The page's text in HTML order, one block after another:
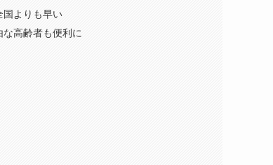
よりも早い
高齢者も便利に